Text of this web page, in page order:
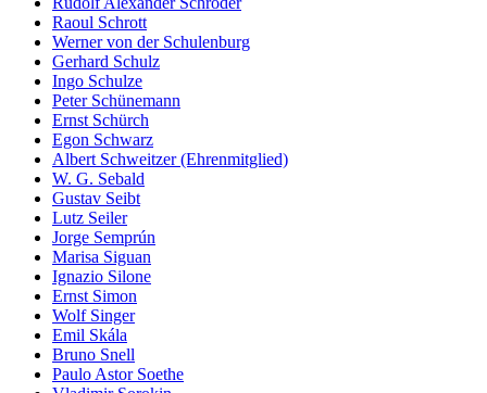
Raoul Schrott
Werner von der Schulenburg
Gerhard Schulz
Ingo Schulze
Peter Schünemann
Ernst Schürch
Egon Schwarz
Albert Schweitzer (Ehrenmitglied)
W. G. Sebald
Gustav Seibt
Lutz Seiler
Jorge Semprún
Marisa Siguan
Ignazio Silone
Ernst Simon
Wolf Singer
Emil Skála
Bruno Snell
Paulo Astor Soethe